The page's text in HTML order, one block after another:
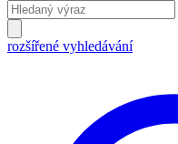
rozšířené vyhledávání